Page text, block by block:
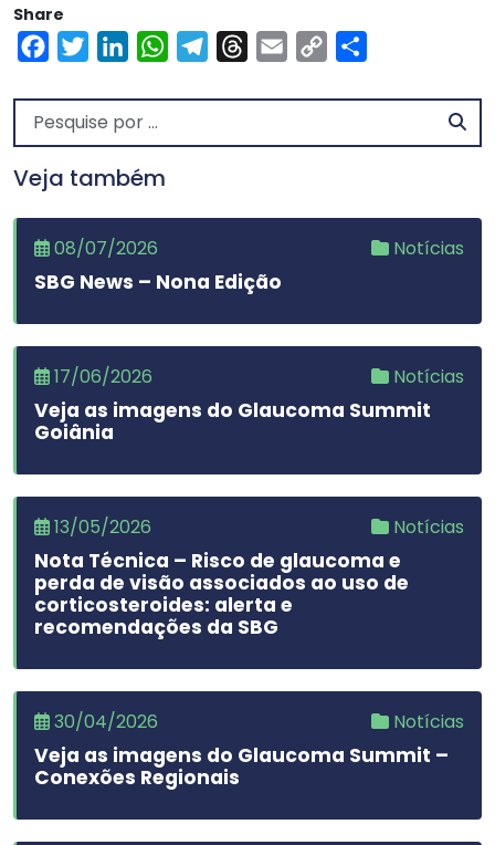
Share
FacebookTwitterLinkedInWhatsAppTelegramThreads
Email
Copy
Veja também
08/07/2026 Notícias
SBG News – Nona Edição
17/06/2026 Notícias
Veja as imagens do Glaucoma Summit
Goiânia
13/05/2026 Notícias
Nota Técnica – Risco de glaucoma e
perda de visão associados ao uso de
corticosteroides: alerta e
recomendações da SBG
30/04/2026 Notícias
Veja as imagens do Glaucoma Summit –
Conexões Regionais